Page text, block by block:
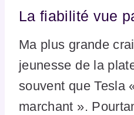
La fiabilité vue
Ma plus grande
jeunesse de la
souvent que Tesla
marchant ».